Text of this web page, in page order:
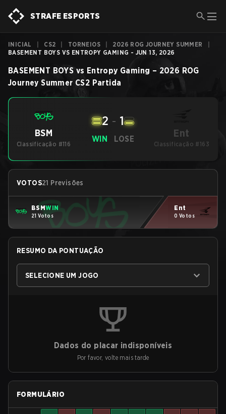
STRAFE ESPORTS
INICIAL CS2 TORNEIOS 2026 ROG JOURNEY SUMMER
BASEMENT BOYS VS ENTROPY GAMING - JUN 13, 2026
BASEMENT BOYS vs Entropy Gaming – 2026 ROG
Journey Summer CS2 Partida
BSM
Classificação #116
WIN
2 - 1
LOSE Ent
Classificação #163
VOTOS21 Previsões
BSMWIN
21 Votos
Ent
0 Votos
RESUMO DA PONTUAÇÃO
SELECIONE UM JOGO
Dados do placar indisponíveis
Por favor, volte mais tarde
FORMULÁRIO